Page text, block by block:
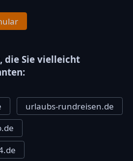
die Sie vielleicht
urlaubs-rundreisen.de